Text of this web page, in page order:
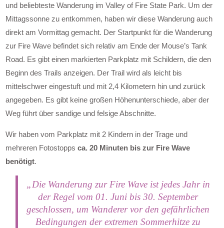
und beliebteste Wanderung im Valley of Fire State Park. Um der
Mittagssonne zu entkommen, haben wir diese Wanderung auch
direkt am Vormittag gemacht. Der Startpunkt für die Wanderung
zur Fire Wave befindet sich relativ am Ende der Mouse’s Tank
Road. Es gibt einen markierten Parkplatz mit Schildern, die den
Beginn des Trails anzeigen. Der Trail wird als leicht bis
mittelschwer eingestuft und mit 2,4 Kilometern hin und zurück
angegeben. Es gibt keine großen Höhenunterschiede, aber der
Weg führt über sandige und felsige Abschnitte.
Wir haben vom Parkplatz mit 2 Kindern in der Trage und
mehreren Fotostoppsca. 20 Minuten bis zur Fire Wave
benötigt
„Die Wanderung zur Fire Wave ist jedes Jahr in
der Regel vom 01. Juni bis 30. September
geschlossen, um Wanderer vor den gefährlichen
Bedingungen der extremen Sommerhitze zu